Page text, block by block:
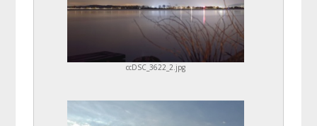
ccDSC_3622_2.jpg